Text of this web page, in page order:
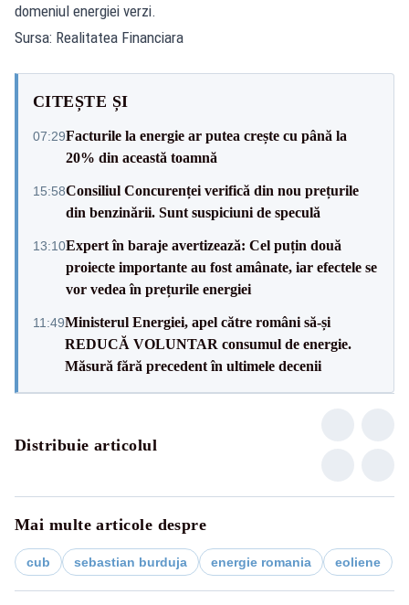
domeniul energiei verzi.
Sursa: Realitatea Financiara
CITEȘTE ȘI
07:29Facturile la energie ar putea crește cu până la
20% din această toamnă
15:58Consiliul Concurenței verifică din nou prețurile
din benzinării. Sunt suspiciuni de speculă
13:10Expert în baraje avertizează: Cel puțin două
proiecte importante au fost amânate, iar efectele se
vor vedea în prețurile energiei
11:49Ministerul Energiei, apel către români să-și
REDUCĂ VOLUNTAR consumul de energie.
Măsură fără precedent în ultimele decenii
Distribuie articolul
Mai multe articole despre
cub sebastian burduja energie romania eoliene